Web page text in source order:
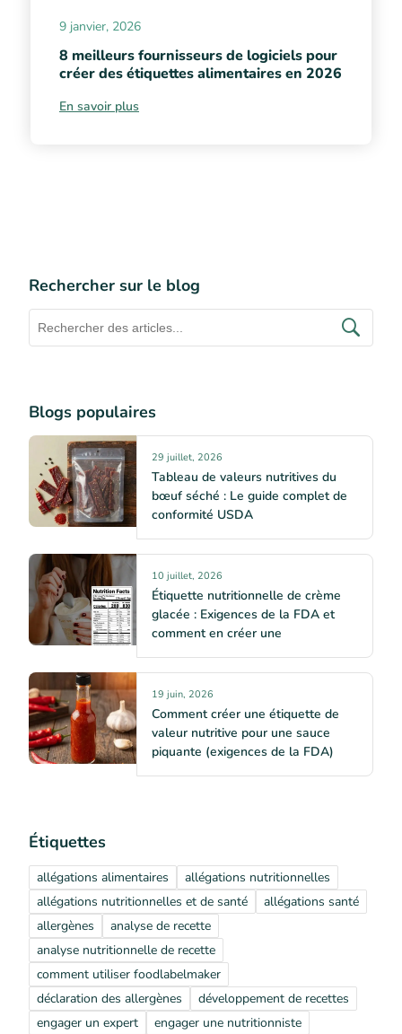
9 janvier, 2026
8 meilleurs fournisseurs de logiciels pour
créer des étiquettes alimentaires en 2026
En savoir plus
Rechercher sur le blog
Blogs populaires
29 juillet, 2026
Tableau de valeurs nutritives du
bœuf séché : Le guide complet de
conformité USDA
10 juillet, 2026
Étiquette nutritionnelle de crème
glacée : Exigences de la FDA et
comment en créer une
19 juin, 2026
Comment créer une étiquette de
valeur nutritive pour une sauce
piquante (exigences de la FDA)
Étiquettes
allégations alimentaires
allégations nutritionnelles
allégations nutritionnelles et de santé
allégations santé
allergènes
analyse de recette
analyse nutritionnelle de recette
comment utiliser foodlabelmaker
déclaration des allergènes
développement de recettes
engager un expert
engager une nutritionniste